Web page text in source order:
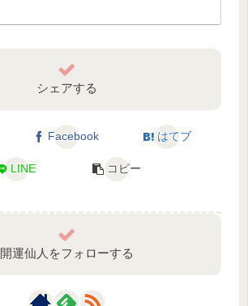
シェアする
Facebook はてブ
LINE コピー
開運仙人をフォローする